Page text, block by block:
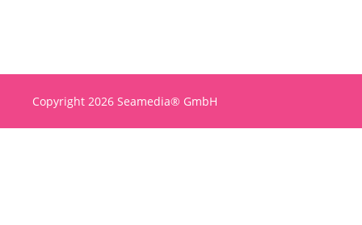
Copyright 2026 Seamedia® GmbH